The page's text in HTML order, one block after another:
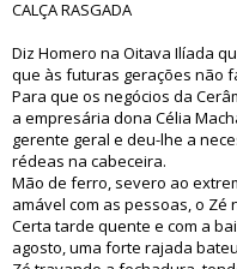
CALÇA RASGADA
Diz Homero na Oitava Ilíada
que às futuras gerações não
Para que os negócios da
a empresária dona Célia
gerente geral e deu-lhe a
rédeas na cabeceira.
Mão de ferro, severo ao
amável com as pessoas, o
Certa tarde quente e com a
agosto, uma forte rajada